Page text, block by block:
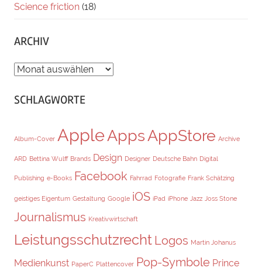
Science friction (18)
ARCHIV
ARCHIV
SCHLAGWORTE
Album-Cover AppleAppsAppStore Archive
ARD Bettina Wulff Brands Design Designer Deutsche Bahn Digital
Publishing e-Books Facebook Fahrrad Fotografie Frank Schätzing
geistiges Eigentum Gestaltung Google iOS iPad iPhone Jazz Joss Stone
Journalismus Kreativwirtschaft
Leistungsschutzrecht Logos Martin Johanus
Medienkunst PaperC Plattencover Pop-Symbole Prince